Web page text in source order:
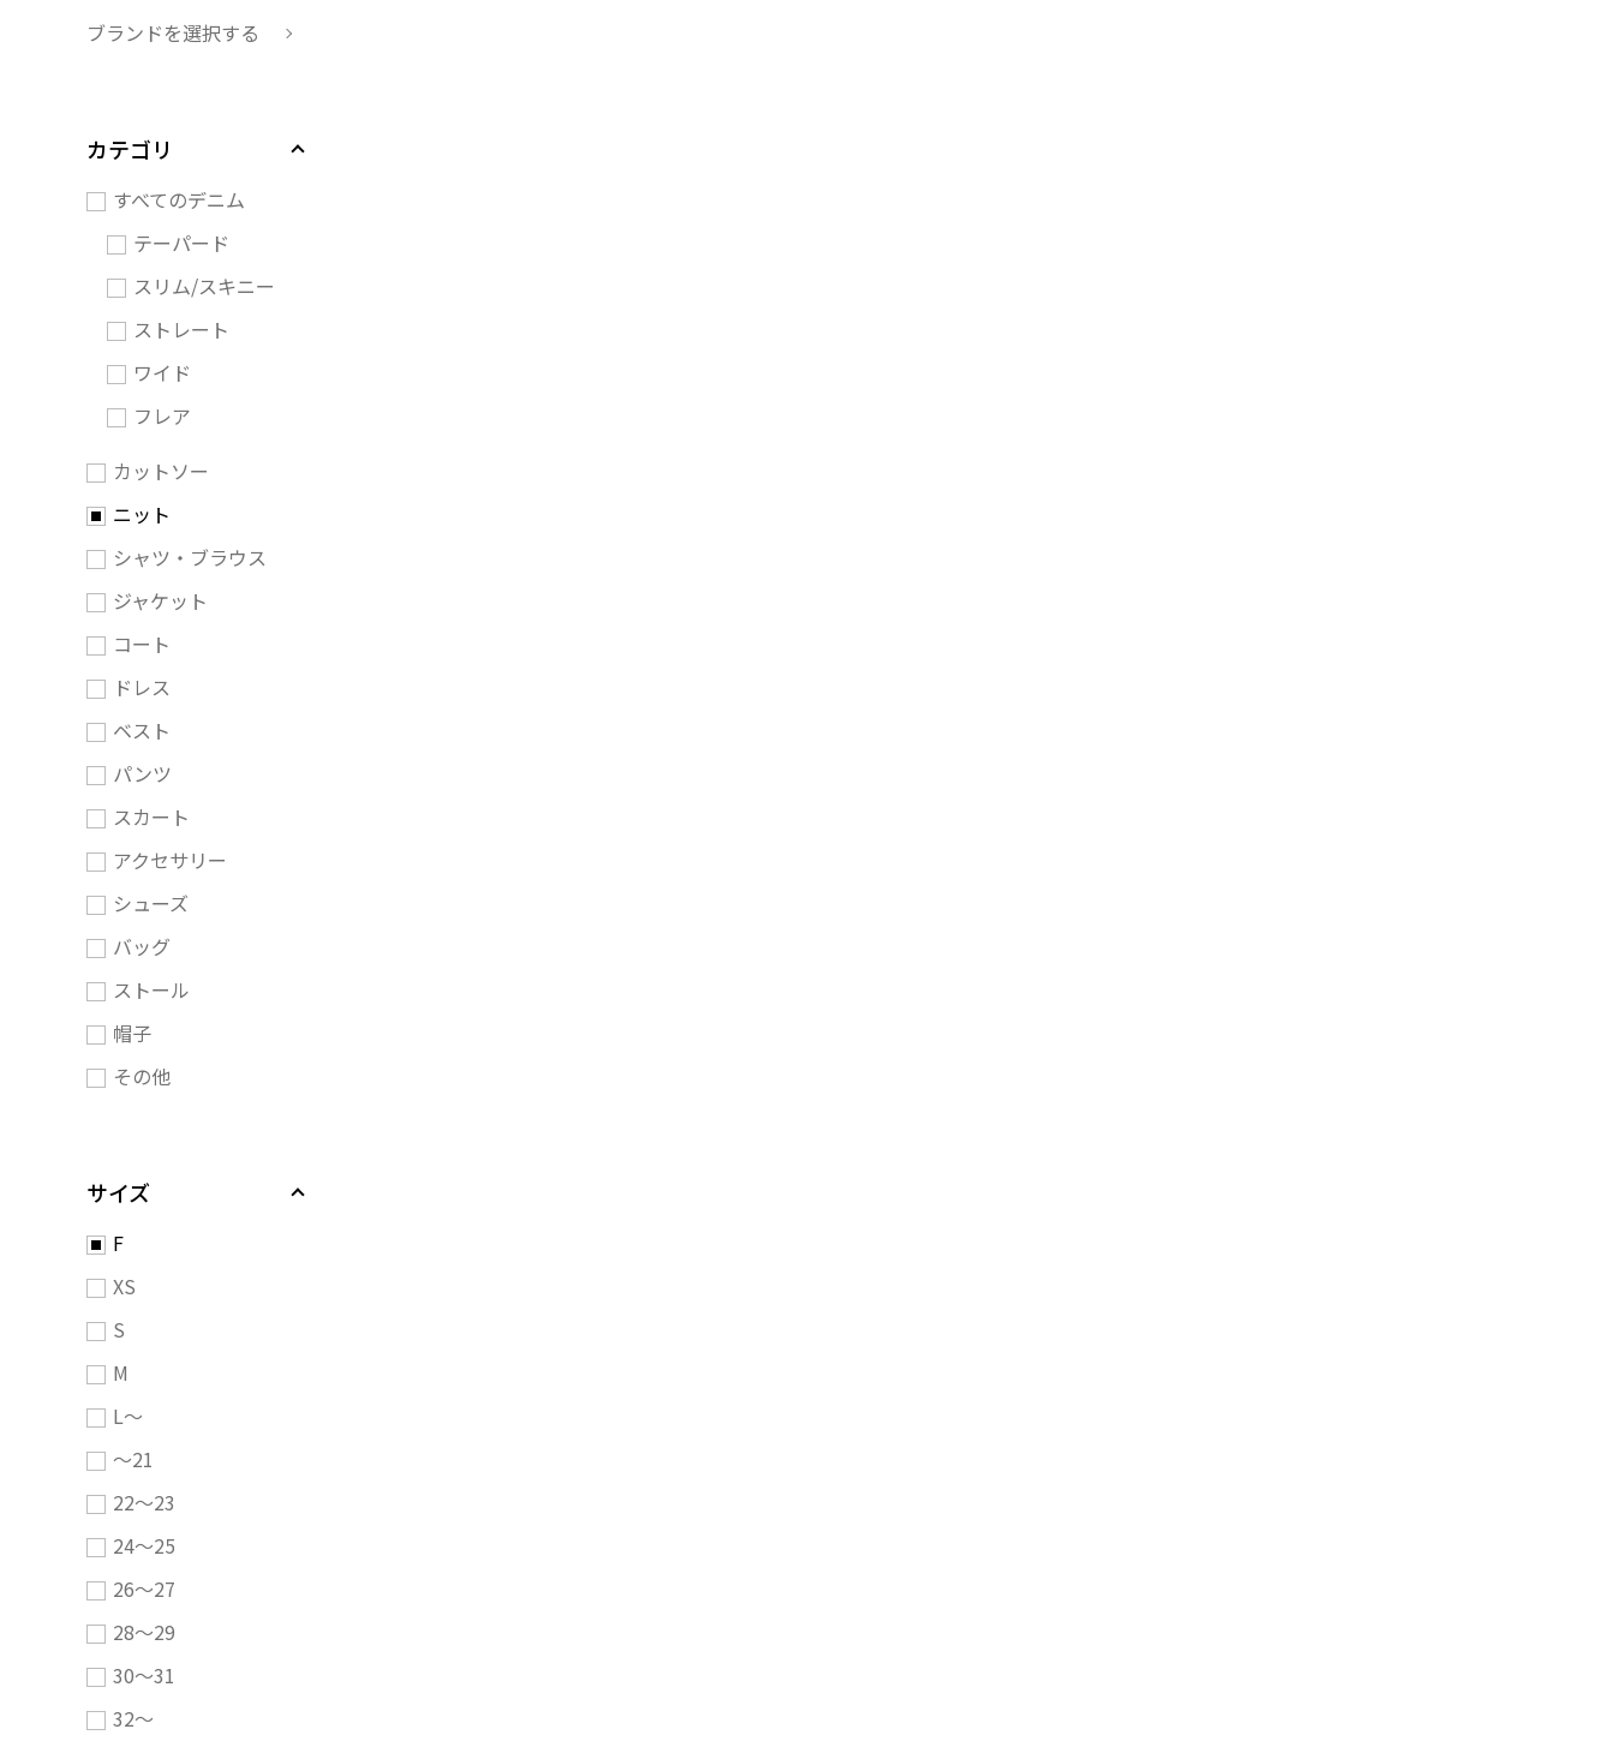
ブランドを選択する
カテゴリ
すべてのデニム
テーパード
スリム/スキニー
ストレート
ワイド
フレア
カットソー
ニット
シャツ・ブラウス
ジャケット
コート
ドレス
ベスト
パンツ
スカート
アクセサリー
シューズ
バッグ
ストール
帽子
その他
サイズ
F
XS
S
M
L～
～21
22～23
24～25
26～27
28～29
30～31
32～